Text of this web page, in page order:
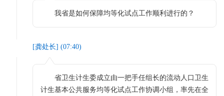
我省是如何保障均等化试点工作顺利进行的？
[龚处长] (07:40)
省卫生计生委成立由一把手任组长的流动人口卫生
计生基本公共服务均等化试点工作协调小组，率先在全